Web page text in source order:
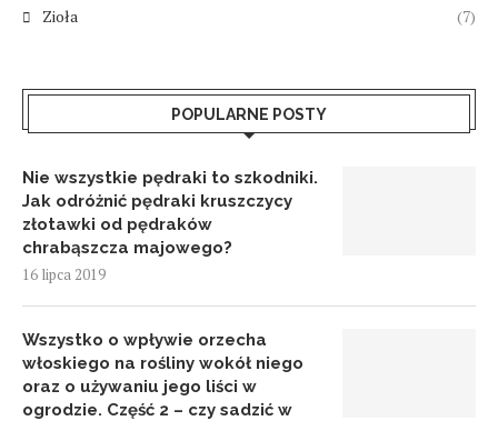
Zioła (7)
POPULARNE POSTY
Nie wszystkie pędraki to szkodniki.
Jak odróżnić pędraki kruszczycy
złotawki od pędraków
chrabąszcza majowego?
16 lipca 2019
Wszystko o wpływie orzecha
włoskiego na rośliny wokół niego
oraz o używaniu jego liści w
ogrodzie. Część 2 – czy sadzić w